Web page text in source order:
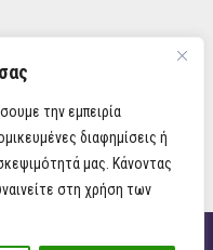
την εμπειρία
διαφημίσεις ή
μας. Κάνοντας
στη χρήση των